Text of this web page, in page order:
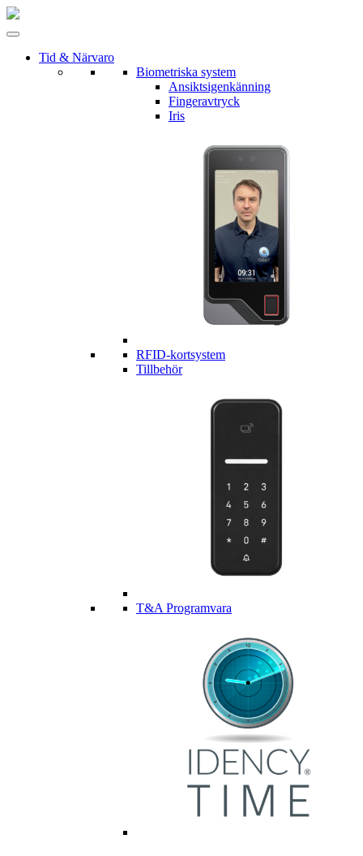
Tid & Närvaro
Biometriska system
Ansiktsigenkänning
Fingeravtryck
Iris
RFID-kortsystem
Tillbehör
T&A Programvara